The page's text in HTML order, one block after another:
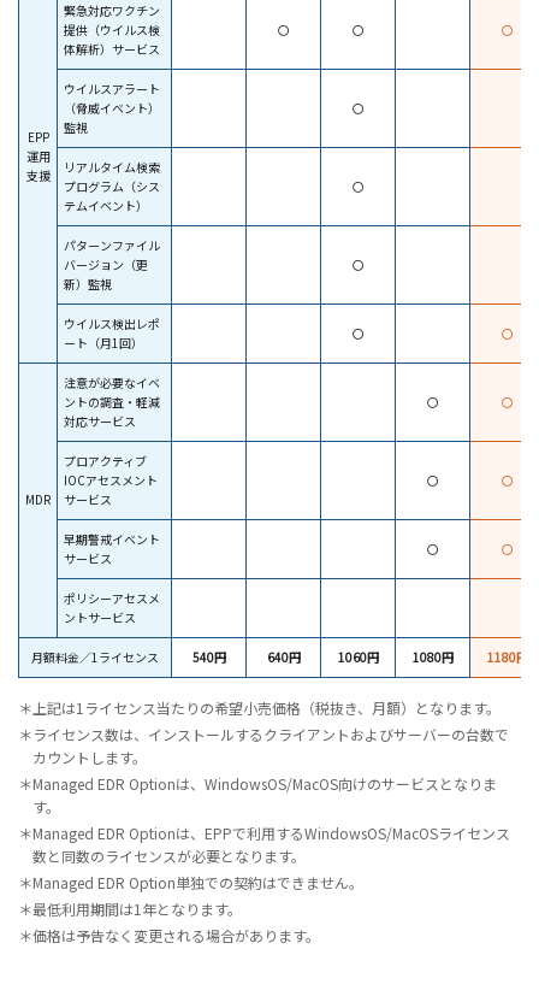
EPP
運用
支援
緊急対応ワクチン
提供（ウイルス検
体解析）サービス
〇 〇 〇
ウイルスアラート
（脅威イベント）
監視
〇
リアルタイム検索
プログラム（シス
テムイベント）
〇
パターンファイル
バージョン（更
新）監視
〇
ウイルス検出レポ
ート（月1回）
〇 〇
MDR
注意が必要なイベ
ントの調査・軽減
対応サービス
〇 〇
プロアクティブ
IOCアセスメント
サービス
〇 〇
早期警戒イベント
サービス
〇 〇
ポリシーアセスメ
ントサービス
月額料金／1ライセンス 540円 640円 1060円 1080円 1180円
＊上記は1ライセンス当たりの希望小売価格（税抜き、月額）となります。
＊ライセンス数は、インストールするクライアントおよびサーバーの台数で
カウントします。
＊Managed EDR Optionは、WindowsOS/MacOS向けのサービスとなりま
す。
＊Managed EDR Optionは、EPPで利用するWindowsOS/MacOSライセンス
数と同数のライセンスが必要となります。
＊Managed EDR Option単独での契約はできません。
＊最低利用期間は1年となります。
＊価格は予告なく変更される場合があります。